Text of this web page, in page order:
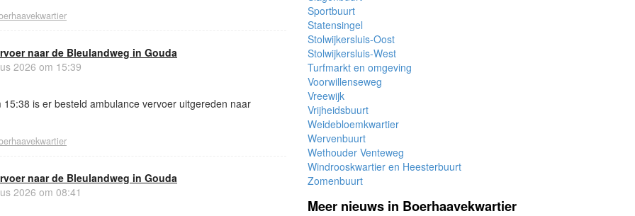
naar de Bleulandweg in Gouda
2026 om 15:39
is er besteld ambulance vervoer uitgereden naar
naar de Bleulandweg in Gouda
2026 om 08:41
Sportbuurt
Statensingel
Stolwijkersluis-Oost
Stolwijkersluis-West
Turfmarkt en omgeving
Voorwillenseweg
Vreewijk
Vrijheidsbuurt
Weidebloemkwartier
Wervenbuurt
Wethouder Venteweg
Windrooskwartier en Heesterbuurt
Zomenbuurt
Meer nieuws in Boerhaavekwartier